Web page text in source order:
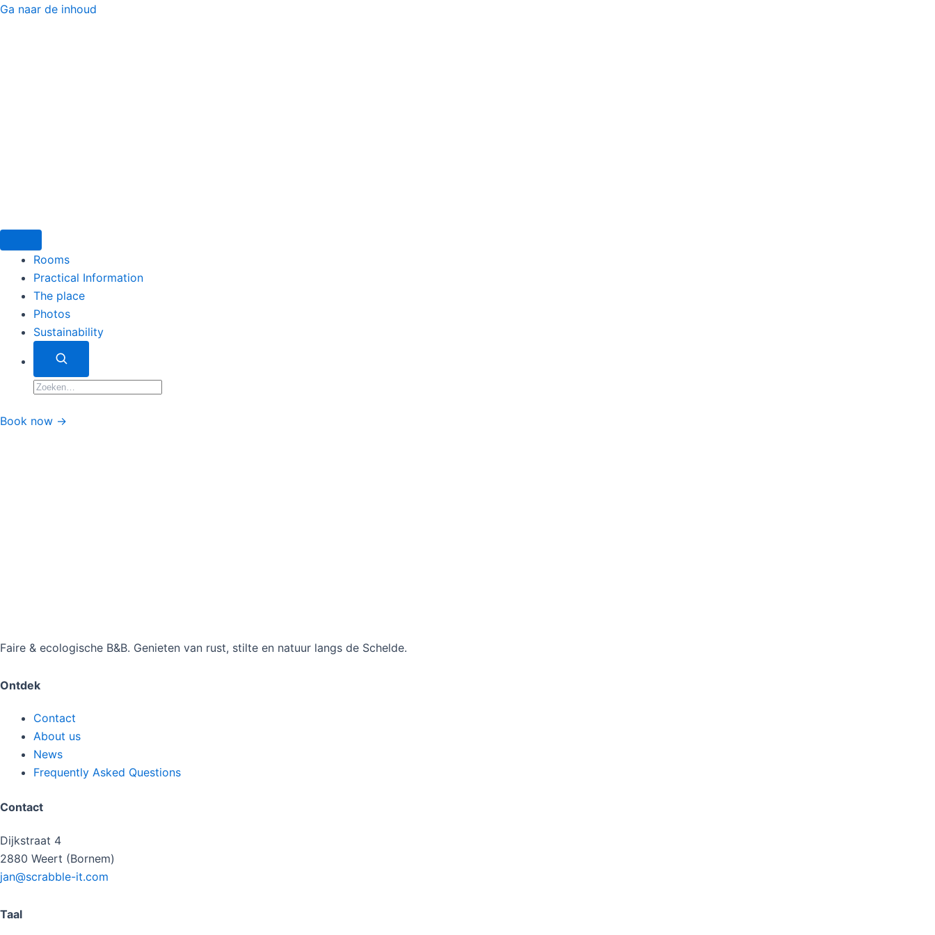
Ga naar de inhoud
Menu
Rooms
Practical Information
The place
Photos
Sustainability
Zoeken
Book now →
Faire & ecologische B&B. Genieten van rust, stilte en natuur langs de Schelde.
Ontdek
Contact
About us
News
Frequently Asked Questions
Contact
Dijkstraat 4
2880 Weert (Bornem)
jan@scrabble-it.com
Taal